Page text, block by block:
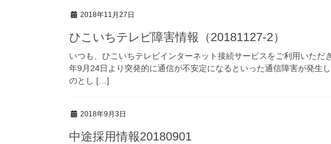
2018年11月27日
ひこいちテレビ障害情報（20181127-2）
いつも、ひこいちテレビインターネット接続サービスをご利用いただ
年9月24日より突発的に通信が不安定になるといった通信障害が発生
のとし […]
2018年9月3日
中途採用情報20180901